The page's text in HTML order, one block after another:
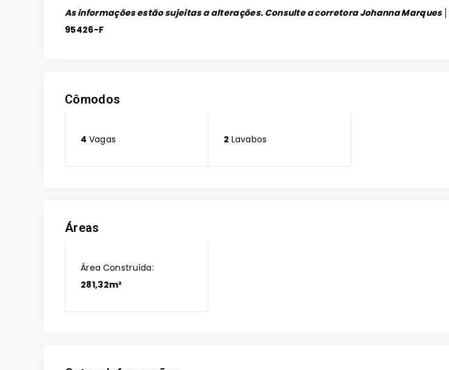
As informações estão sujeitas a alterações. Consulte a corretora Johanna Marques │
95426-F
Cômodos
4 Vagas 2 Lavabos
Áreas
Área Construída:
281,32m²